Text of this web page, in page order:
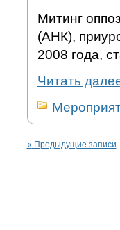
Митинг
(АНК),
2008 года,
Читать
« Предыдущие записи